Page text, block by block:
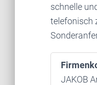
schnelle
telefonisch
JAKOB